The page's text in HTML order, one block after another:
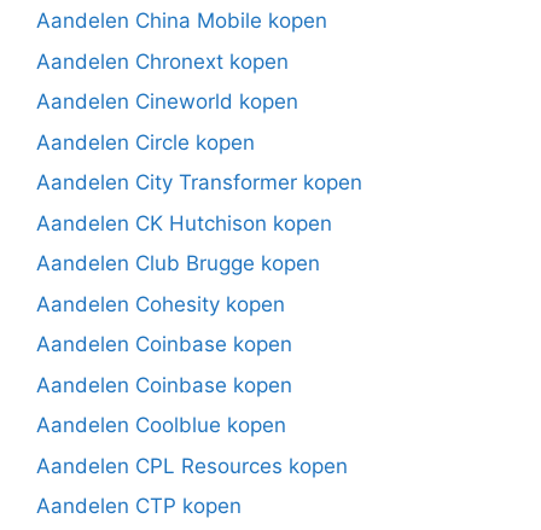
Aandelen China Mobile kopen
Aandelen Chronext kopen
Aandelen Cineworld kopen
Aandelen Circle kopen
Aandelen City Transformer kopen
Aandelen CK Hutchison kopen
Aandelen Club Brugge kopen
Aandelen Cohesity kopen
Aandelen Coinbase kopen
Aandelen Coinbase kopen
Aandelen Coolblue kopen
Aandelen CPL Resources kopen
Aandelen CTP kopen